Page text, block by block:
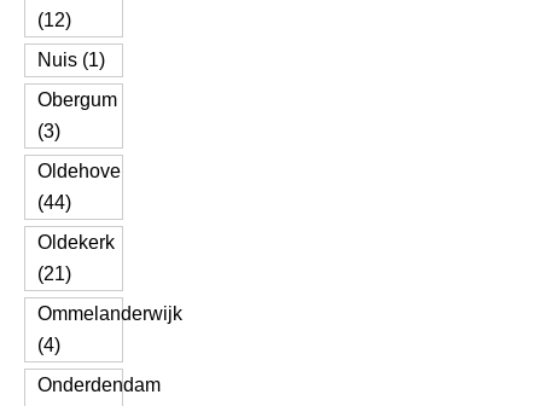
(12)
Nuis (1)
Obergum
(3)
Oldehove
(44)
Oldekerk
(21)
Ommelanderwijk
(4)
Onderdendam